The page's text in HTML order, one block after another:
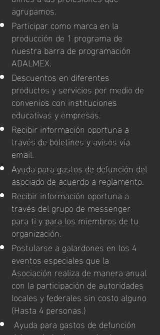
agrupamos.
Participar como marca en la
producción de 1 programa de
nuestra barra de programación
ADALMEX.
Descuentos en diferentes
productos y servicios por medio de
convenios con instituciones
educativas y empresas.
Recibir información oportuna a
través de boletines y avisos vía
email.
Ayuda para gastos de defunción del
asociado de acuerdo a reglamento.
Recibir información oportuna a
través del grupo de messenger
para ti y para los miembros de tu
organización.
Postularse a galardones en los 4
eventos especiales que la
Asociación realiza de manera anual
con la participación de autoridades
locales y federales sin costo alguno
(Hasta 4 personas.)
Ayuda para gastos de defunción